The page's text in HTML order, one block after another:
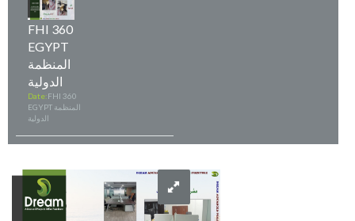
FHI 360
EGYPT
المنظمة
الدولية
Date:FHI 360
EGYPT المنظمة
الدولية